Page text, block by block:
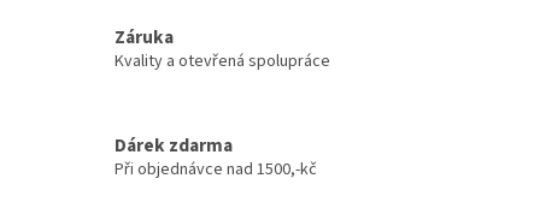
Záruka
Kvality a otevřená spolupráce
Dárek zdarma
Při objednávce nad 1500,-kč